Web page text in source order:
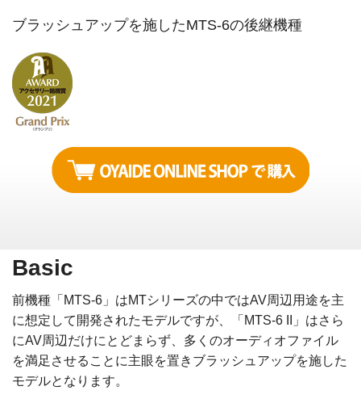
ブラッシュアップを施したMTS-6の後継機種
Basic
前機種「MTS-6」はMTシリーズの中ではAV周辺用途を主
に想定して開発されたモデルですが、「MTS-6 II」はさら
にAV周辺だけにとどまらず、多くのオーディオファイル
を満足させることに主眼を置きブラッシュアップを施した
モデルとなります。